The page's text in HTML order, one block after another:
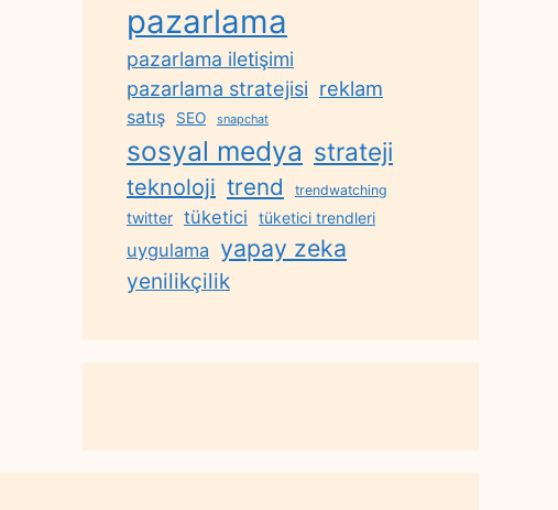
pazarlama
pazarlama iletişimi
pazarlama stratejisi reklam
satış SEO snapchat
sosyal medya strateji
teknoloji trend trendwatching
twitter tüketici tüketici trendleri
uygulama yapay zeka
yenilikçilik